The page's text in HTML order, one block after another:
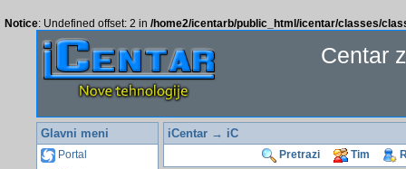
Notice: Undefined offset: 2 in /home2/icentarb/public_html/icentar/classes/
Centar
Glavni meni
Portal
iCentar→ iC
Pretrazi Tim